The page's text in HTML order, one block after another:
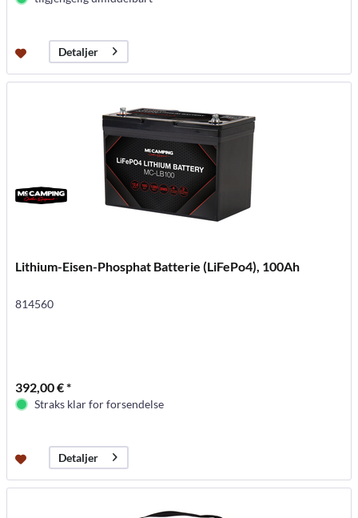
Detaljer
Lithium-Eisen-Phosphat Batterie (LiFePo4), 100Ah
814560
392,00 € *
Straks klar for forsendelse
Detaljer